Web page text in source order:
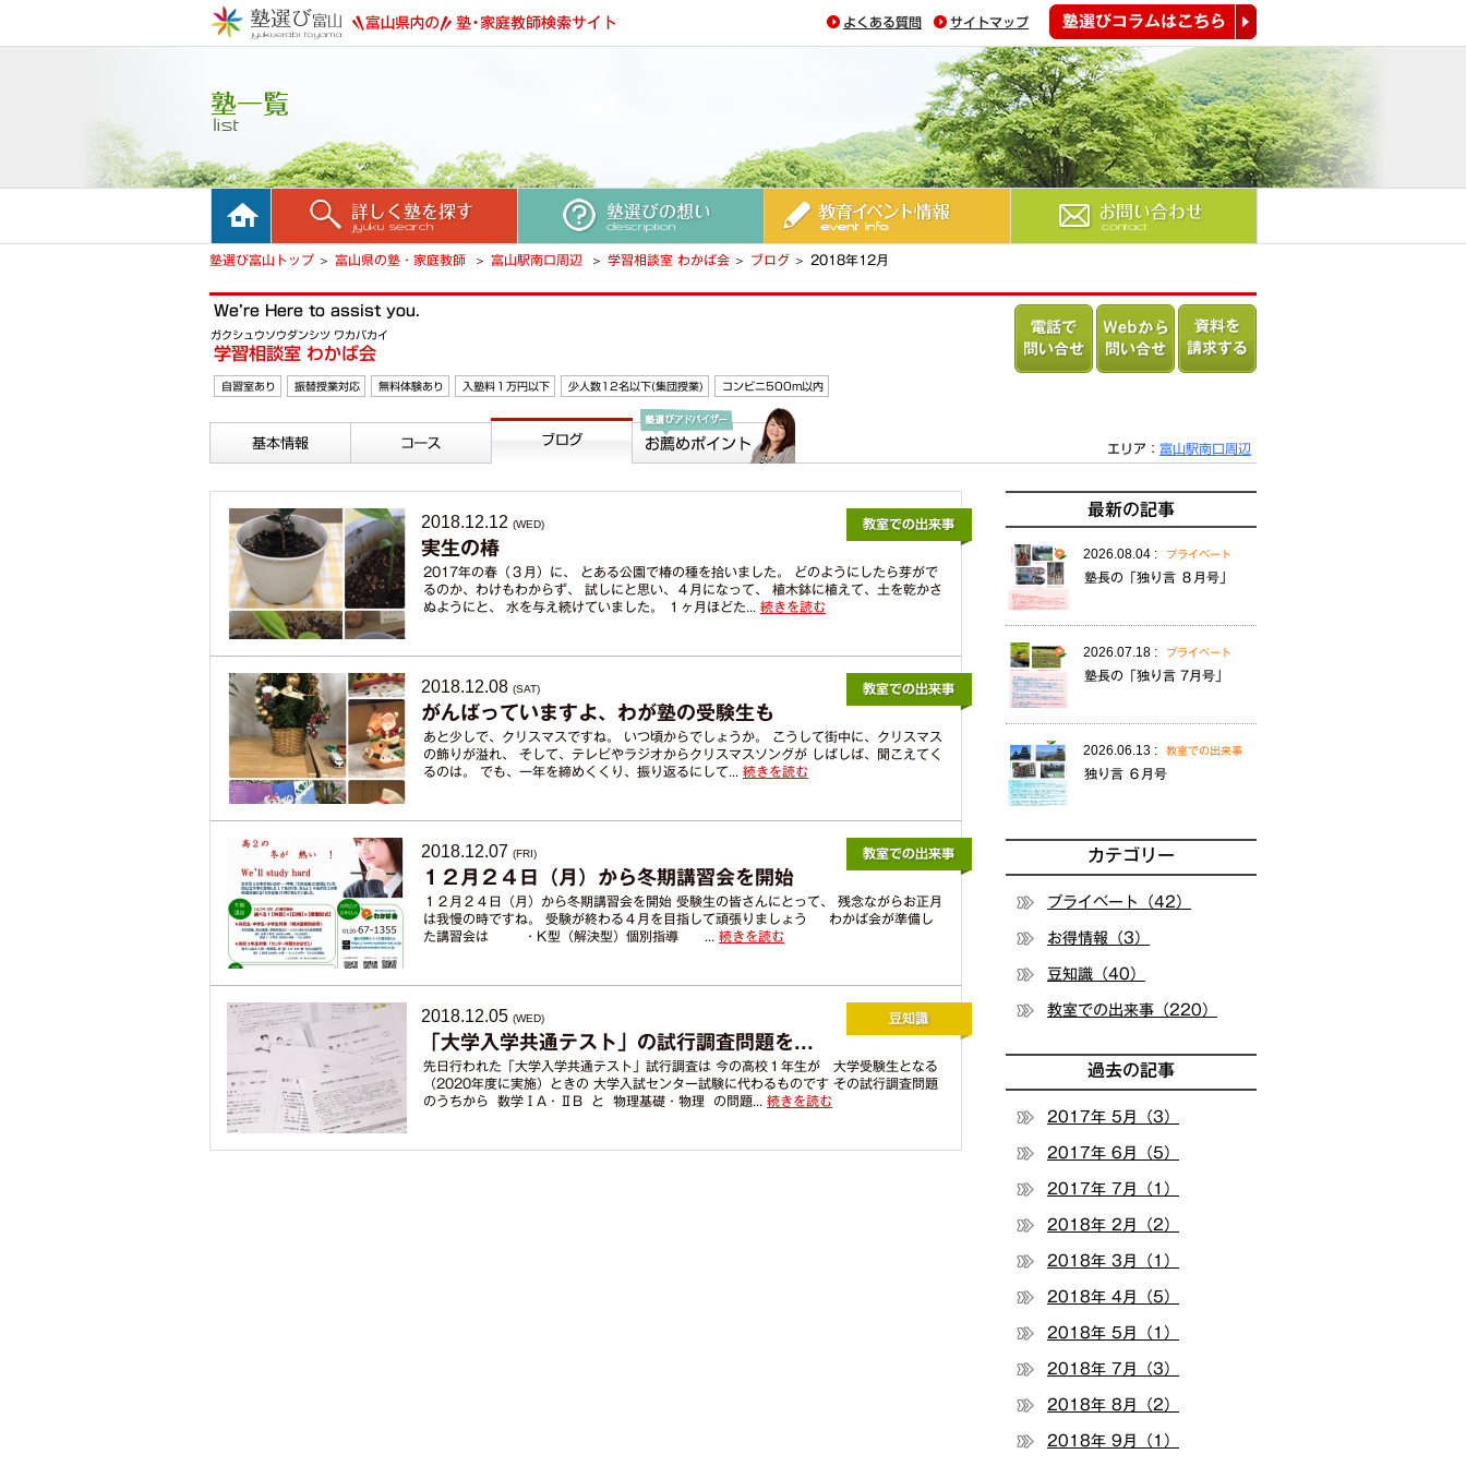
よくある質問 サイトマップ
塾選びコラムはこちら
ホーム 詳しく塾を探す 塾選びの想い 教育イベント情報
塾選び富山トップ 富山県の塾・家庭教師 富山駅南口周辺 学習相談室 わかば会 ブログ 2018年12月
We’re Here to assist you.
ガクシュウソウダンシツ ワカバカイ
学習相談室 わかば会
自習室あり 振替授業対応 無料体験あり 入塾料１万円以下 少人数12名以下(集団授業) コンビニ500m以内
からのお薦めポイン
エリア： 富山駅南口周辺
2018.12.12 (WED)
実生の椿
2017年の春（３月）に、 とある公園で椿の種を拾いました。 どのようにしたら芽がで
るのか、わけもわからず、 試しにと思い、４月になって、 植木鉢に植えて、土を乾かさ
ぬようにと、 水を与え続けていました。 １ヶ月ほどた... 続きを読む
2018.12.08 (SAT)
がんばっていますよ、わが塾の受験生も
あと少しで、クリスマスですね。 いつ頃からでしょうか。 こうして街中に、クリスマス
の飾りが溢れ、 そして、テレビやラジオからクリスマスソングが しばしば、聞こえてく
るのは。 でも、一年を締めくくり、振り返るにして... 続きを読む
2018.12.07 (FRI)
１２月２４日（月）から冬期講習会を開始
１２月２４日（月）から冬期講習会を開始 受験生の皆さんにとって、 残念ながらお正月
は我慢の時ですね。 受験が終わる４月を目指して頑張りましょう わかば会が準備し
た講習会は ・K型（解決型）個別指導 ... 続きを読む
2018.12.05 (WED)
「大学入学共通テスト」の試行調査問題を...
先日行われた「大学入学共通テスト」試行調査は 今の高校１年生が 大学受験生となる
（2020年度に実施）ときの 大学入試センター試験に代わるものです その試行調査問題
のうちから 数学ⅠA・ⅡB と 物理基礎・物理 の問題... 続きを読む
最新の記事
2026.08.04 : プライベート
塾長の「独り言 ８月号」
2026.07.18 : プライベート
塾長の「独り言 7月号」
2026.06.13 : 教室での出来事
独り言 ６月号
カテゴリー
プライベート（42）
お得情報（3）
豆知識（40）
教室での出来事（220）
過去の記事
2017年 5月（3）
2017年 6月（5）
2017年 7月（1）
2018年 2月（2）
2018年 3月（1）
2018年 4月（5）
2018年 5月（1）
2018年 7月（3）
2018年 8月（2）
2018年 9月（1）